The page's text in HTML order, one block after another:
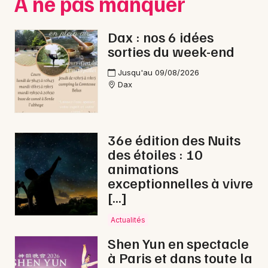
40 - Landes
Choisir mes départements
Mon email
Dax : nos 6 idées
sorties du week-end
Jusqu'au 09/08/2026
Dax
36e édition des Nuits
des étoiles : 10
animations
exceptionnelles à vivre
[…]
Actualités
Shen Yun en spectacle
à Paris et dans toute la